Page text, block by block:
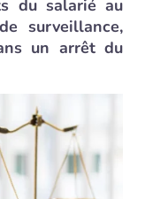
du salarié au
surveillance,
un arrêt du